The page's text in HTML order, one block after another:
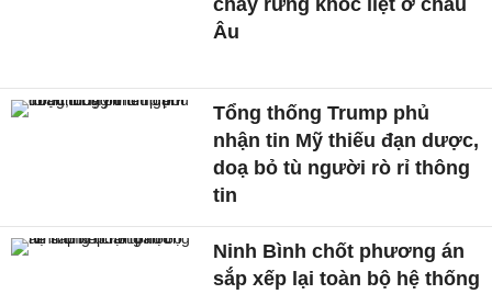
cháy rừng khốc liệt ở châu
Âu
Tổng thống Trump phủ
nhận tin Mỹ thiếu đạn dược,
doạ bỏ tù người rò rỉ thông
tin
Ninh Bình chốt phương án
sắp xếp lại toàn bộ hệ thống